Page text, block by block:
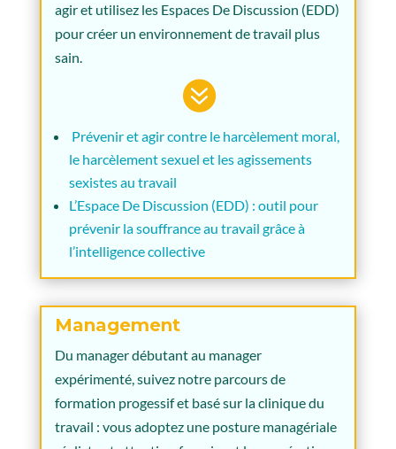
agir et utilisez les Espaces De Discussion (EDD)
pour créer un environnement de travail plus
sain.

Prévenir et agir contre le harcèlement moral,
le harcèlement sexuel et les agissements
sexistes au travail
L’Espace De Discussion (EDD) : outil pour
prévenir la souffrance au travail grâce à
l’intelligence collective
Management
Du manager débutant au manager
expérimenté, suivez notre parcours de
formation progessif et basé sur la clinique du
travail : vous adoptez une posture managériale